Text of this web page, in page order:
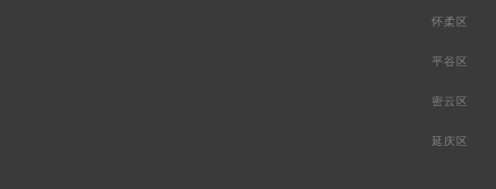
怀柔区
平谷区
密云区
延庆区